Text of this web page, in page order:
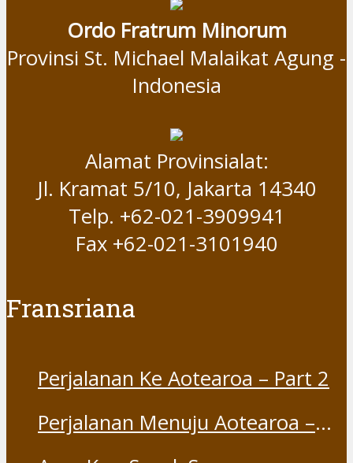
Ordo Fratrum Minorum
Provinsi St. Michael Malaikat Agung -
Indonesia
Alamat Provinsialat:
Jl. Kramat 5/10, Jakarta 14340
Telp. +62-021-3909941
Fax +62-021-3101940
Fransriana
Perjalanan Ke Aotearoa – Part 2
Perjalanan Menuju Aotearoa –